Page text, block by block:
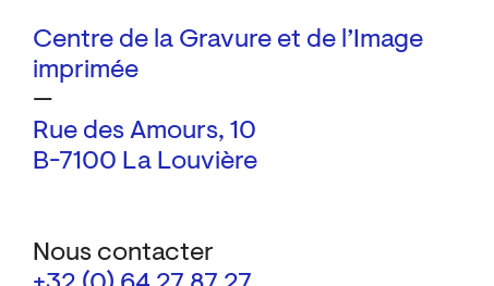
Centre de la Gravure et de l’Image
imprimée
—
Rue des Amours, 10
B-7100 La Louvière
Nous contacter